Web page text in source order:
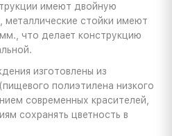
имеют двойную
металлические стойки имеют
что делает конструкцию
изготовлены из
полиэтилена низкого
современных красителей,
сохранять цветность в